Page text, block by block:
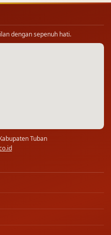
dengan sepenuh hati.
Tuban